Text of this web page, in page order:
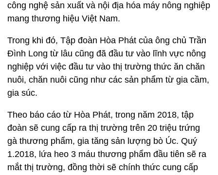
công nghệ sản xuất và nội địa hóa máy nông nghiệp
mang thương hiệu Việt Nam.
Trong khi đó, Tập đoàn Hòa Phát của ông chủ Trần
Đình Long từ lâu cũng đã đầu tư vào lĩnh vực nông
nghiệp với việc đầu tư vào thị trường thức ăn chăn
nuôi, chăn nuôi cũng như các sản phẩm từ gia cầm,
gia súc.
Theo báo cáo từ Hòa Phát, trong năm 2018, tập
đoàn sẽ cung cấp ra thị trường trên 20 triệu trứng
gà thương phẩm, gia tăng sản lượng bò Úc. Quý
1.2018, lứa heo 3 máu thương phẩm đầu tiên sẽ ra
mắt thị trường, đồng thời sẽ chính thức cung cấp